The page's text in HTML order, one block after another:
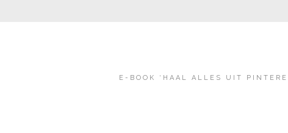
E-BOOK ‘HAAL ALLES UIT